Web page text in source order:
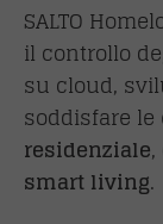
SALTO
il controllo
su cloud,
soddisfare le
residenziale,
smart living.